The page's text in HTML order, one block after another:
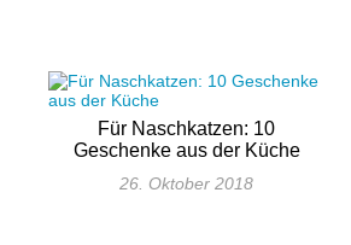
Für Naschkatzen: 10
Geschenke aus der Küche
26. Oktober 2018